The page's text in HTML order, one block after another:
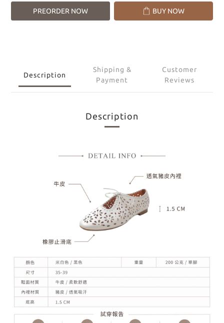
PREORDER NOW BUY NOW
Description
Shipping &
Payment
Customer
Reviews
Description